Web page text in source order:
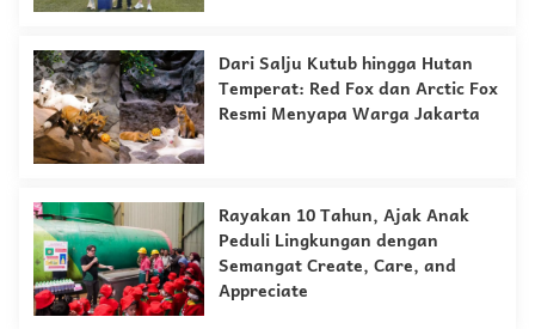
Dari Salju Kutub hingga Hutan
Temperat: Red Fox dan Arctic Fox
Resmi Menyapa Warga Jakarta
Rayakan 10 Tahun, Ajak Anak
Peduli Lingkungan dengan
Semangat Create, Care, and
Appreciate